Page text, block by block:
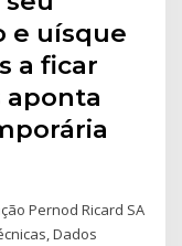
e uísque
a ficar
aponta
Pernod Ricard SA
Dados